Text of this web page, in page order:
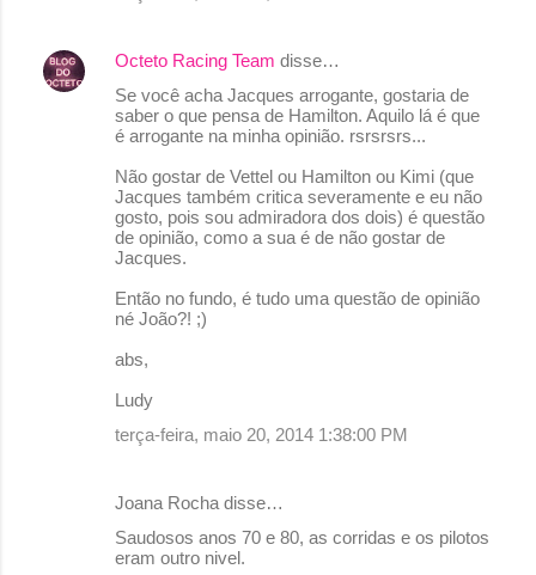
Octeto Racing Team disse…
Se você acha Jacques arrogante, gostaria de
saber o que pensa de Hamilton. Aquilo lá é que
é arrogante na minha opinião. rsrsrsrs...
Não gostar de Vettel ou Hamilton ou Kimi (que
Jacques também critica severamente e eu não
gosto, pois sou admiradora dos dois) é questão
de opinião, como a sua é de não gostar de
Jacques.
Então no fundo, é tudo uma questão de opinião
né João?! ;)
abs,
Ludy
terça-feira, maio 20, 2014 1:38:00 PM
Joana Rocha disse…
Saudosos anos 70 e 80, as corridas e os pilotos
eram outro nivel.